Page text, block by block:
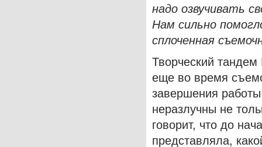
надо озвучивать
Нам сильно
сплоченная
Творческий
еще во время
завершения
неразлучны не
говорит, что до
представляла,